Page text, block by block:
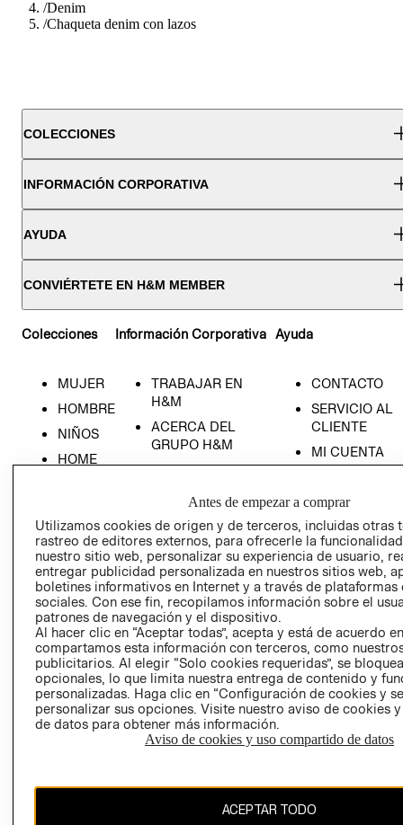
/Denim
/Chaqueta denim con lazos
COLECCIONES
INFORMACIÓN CORPORATIVA
AYUDA
CONVIÉRTETE EN H&M MEMBER
Colecciones
MUJER
HOMBRE
NIÑOS
HOME
Información Corporativa
TRABAJAR EN
H&M
ACERCA DEL
GRUPO H&M
RESPONSABILIDAD
RELACIÓN CON
INVERSIONISTAS
POLÍTICA
EMPRESARIAL
Ayuda
CONTACTO
SERVICIO AL
CLIENTE
MI CUENTA
- RETIRO EN
TIENDA
TÉRMINOS Y
CONDICIONES
AVISO DE
PRIVACIDAD
GIFT CARD
AVISO DE
COOKIES
Antes de empezar a comprar
Utilizamos cookies de origen y de terceros, incluidas otras
rastreo de editores externos, para ofrecerle la
nuestro sitio web, personalizar su experiencia de usuario,
entregar publicidad personalizada en nuestros sitios web,
boletines informativos en Internet y a través de plataformas
sociales. Con ese fin, recopilamos información sobre el
patrones de navegación y el dispositivo.
Al hacer clic en “Aceptar todas”, acepta y está de acuerdo
compartamos esta información con terceros, como
publicitarios. Al elegir “Solo cookies requeridas”, se
opcionales, lo que limita nuestra entrega de contenido y
personalizadas. Haga clic en “Configuración de cookies y
personalizar sus opciones. Visite nuestro aviso de cookies
de datos para obtener más información.
Aviso de cookies y uso compartido de datos
ACEPTAR TODO